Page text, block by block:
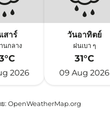
สาร์
นกลาง
2026
วันอาทิตย์
ฝนเบา ๆ
31°C
09 Aug 2026
: OpenWeatherMap.org